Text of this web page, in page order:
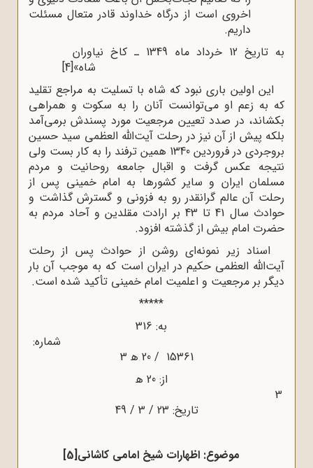
اخروی است از درگاه خداوند قادر متعال مسئلت
داریم.
به تاریخ 12 خرداد ماه 1349 ـ کاخ نیاوران
شاه»[4]
این اولین باری نبود که شاه با تسلیت به مراجع تقلید
که به زعم او می‌توانست آنان را به سکوت و همراهی
بکشاند، در صدد تعیین مرجعیت مورد پسندش برمی‌آمد
بلکه پیش از آن نیز در رحلت آیت‌الله العظمی سید حسین
بروجردی در فروردین 1340 همین ترفند را به کار بست ولی
نتیجه عکس گرفت و اقبال جامعه روحانیت و مردم
مسلمان ایران و سایر کشورها به امام خمینی پس از
رحلت آن عالم گرانقدر رو به فزونی و گسترش گذاشت و
حوادث سال 41 تا 43 بر ارادت مقلدین و آحاد مردم به
حضرت امام بیش از گذشته افزود.
اسناد زیر نمونه‌ای روشن از حوادث پس از رحلت
آیت‌الله العظمی حکیم در ایران است که به موجب آن بار
دیگر بر مرجعیت و اعلمیت امام خمینی تأکید شده است.
*****
به: 316
شماره:
15361 / 20 ﻫ‌ 3
از: 20 ﻫ
تاریخ: 23 / 3 / 49
موضوع: اظهارات شیخ امامی کاشانی[5]